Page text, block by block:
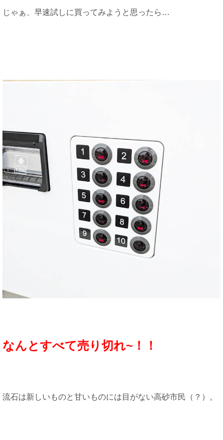
じゃぁ、早速試しに買ってみようと思ったら…
なんとすべて売り切れ~！！
流石は新しいものと甘いものには目がない高砂市民（？）。